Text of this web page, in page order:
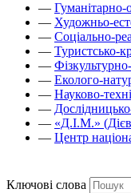
— Гуманітарно-
— Художньо-
— Соціально-
— Туристсько-
—
— Еколого-
— Науково-
—
— «Д.І.М.»
— Центр
Ключові слова